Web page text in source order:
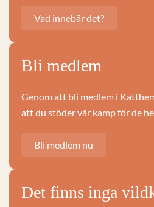
Vad innebär det?
Bli medlem
Genom att bli medlem i
att du stöder vår kamp för de
Bli medlem nu
Det finns inga